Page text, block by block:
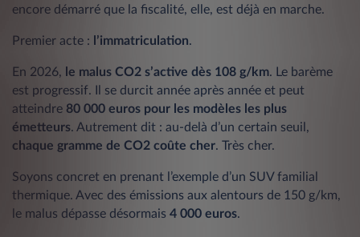
encore démarré que la fiscalité, elle, est déjà en marche.
Premier acte : l’immatriculation.
En 2026, le malus CO2 s’active dès 108 g/km. Le barème
est progressif. Il se durcit année après année et peut
atteindre 80 000 euros pour les modèles les plus
émetteurs. Autrement dit : au-delà d’un certain seuil,
chaque gramme de CO2 coûte cher. Très cher.
Soyons concret en prenant l’exemple d’un SUV familial
thermique. Avec des émissions aux alentours de 150 g/km,
le malus dépasse désormais 4 000 euros.